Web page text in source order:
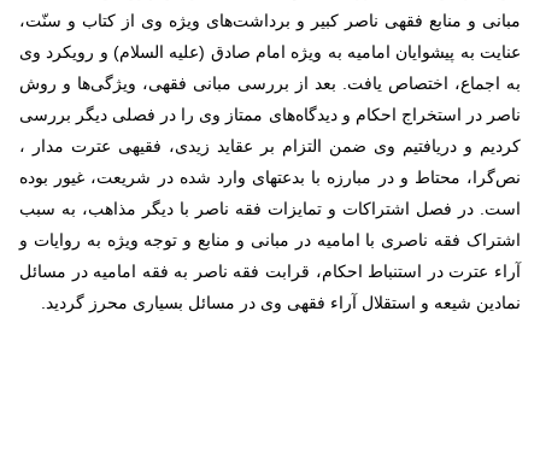
مبانی و منابع فقهی ناصر کبیر و برداشت‌های ویژه وی از کتاب و سنّت،
عنایت به پیشوایان امامیه به ویژه امام صادق (علیه السلام) و رویکرد وی
به اجماع، اختصاص یافت. بعد از بررسی مبانی فقهی، ویژگی‌ها و روش
ناصر در استخراج احکام و دیدگاه‌های ممتاز وی را در فصلی دیگر بررسی
کردیم و دریافتیم وی ضمن التزام بر عقاید زیدی، فقیهی عترت مدار ،
نص‌گرا، محتاط و در مبارزه با بدعتهای وارد شده در شریعت، غیور بوده
است. در فصل اشتراکات و تمایزات فقه ناصر با دیگر مذاهب، به سبب
اشتراک فقه ناصری با امامیه در مبانی و منابع و توجه ویژه به روایات و
آراء عترت در استنباط احکام، قرابت فقه ناصر به فقه امامیه در مسائل
نمادین شیعه و استقلال آراء فقهی وی در مسائل بسیاری محرز گردید.